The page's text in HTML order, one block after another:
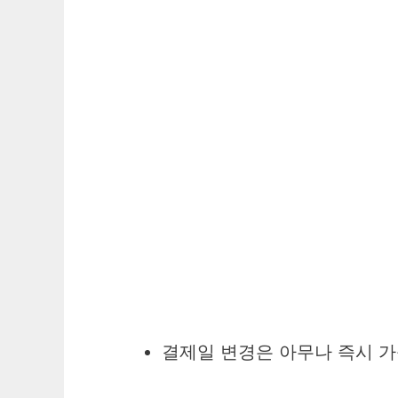
결제일 변경은 아무나 즉시